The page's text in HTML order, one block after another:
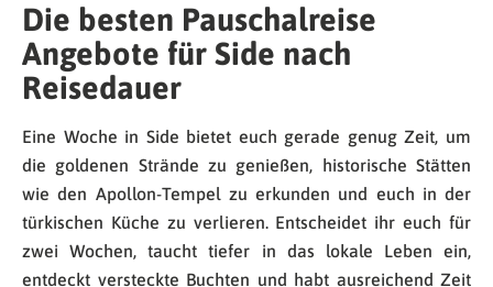
Die besten Pauschalreise
Angebote für Side nach
Reisedauer
Eine Woche in Side bietet euch gerade genug Zeit, um
die goldenen Strände zu genießen, historische Stätten
wie den Apollon-Tempel zu erkunden und euch in der
türkischen Küche zu verlieren. Entscheidet ihr euch für
zwei Wochen, taucht tiefer in das lokale Leben ein,
entdeckt versteckte Buchten und habt ausreichend Zeit